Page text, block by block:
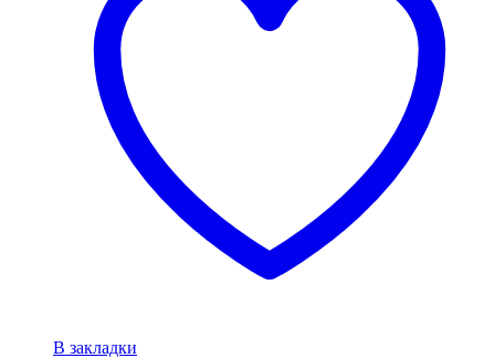
В закладки